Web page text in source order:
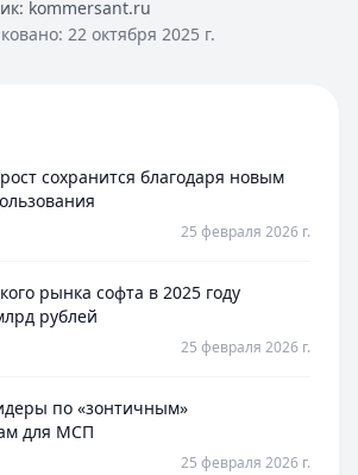
kommersant.ru
22 октября 2025 г.
сохранится благодаря новым
25 февраля 2026 г.
рынка софта в 2025 году
рублей
25 февраля 2026 г.
по «зонтичным»
для МСП
25 февраля 2026 г.